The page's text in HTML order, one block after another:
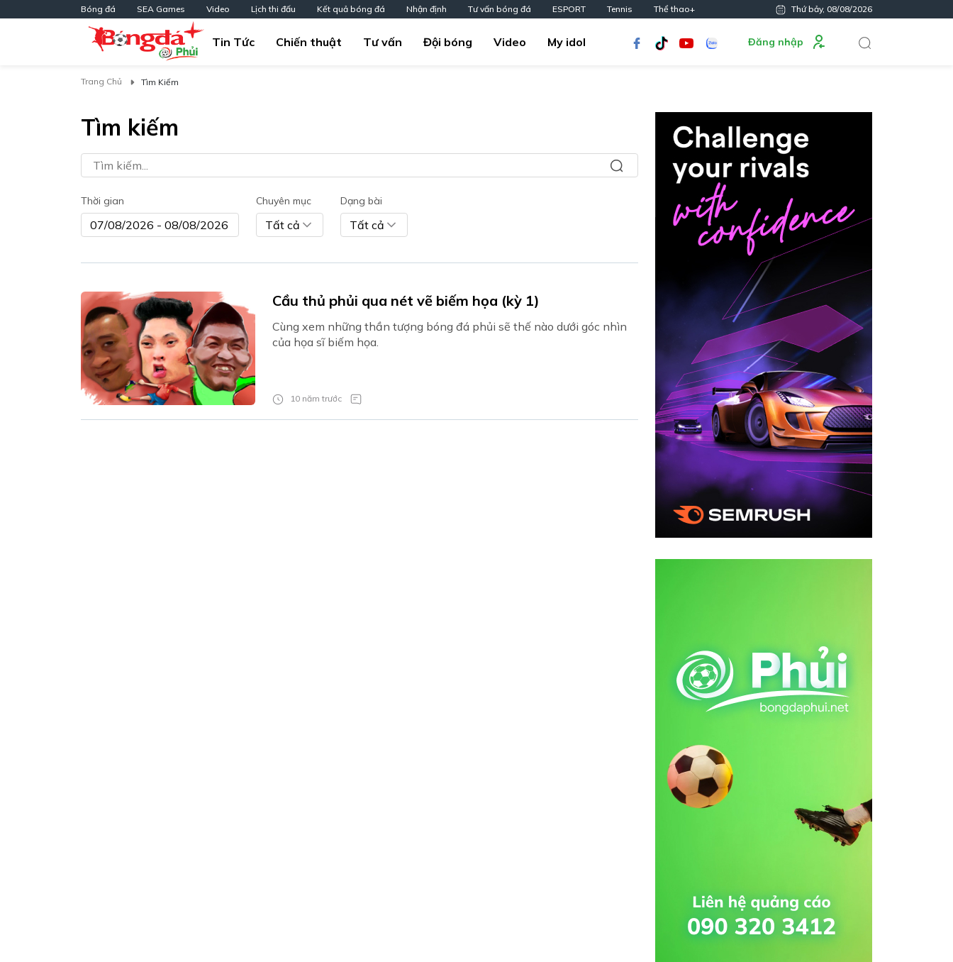
Bóng đá SEA Games Video Lịch thi đấu Kết quả bóng đá Nhận định Tư vấn bóng đá ESPORT Tennis Thể thao+ Thứ bảy, 08/08/2026
Tin Tức Chiến thuật Tư vấn Đội bóng Video My idol Đăng nhập
Trang Chủ Tìm Kiếm
Tìm kiếm
Thời gian Chuyên mục
Tất cả
Dạng bài
Tất cả
Cầu thủ phủi qua nét vẽ biếm họa (kỳ 1)
Cùng xem những thần tượng bóng đá phủi sẽ thế nào dưới góc nhìn
của họa sĩ biếm họa.
10 năm trước